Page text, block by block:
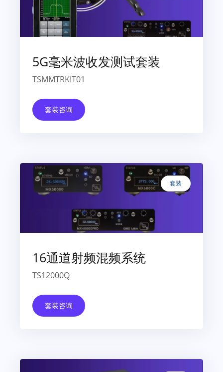
5G毫米波收发测试套装
TSMMTRKIT01
套装咨询
套装
16通道射频混频系统
TS12000Q
套装咨询